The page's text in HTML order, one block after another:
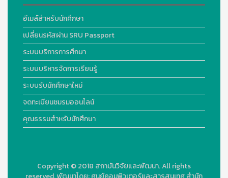
อีเมล์สำหรับนักศึกษา
เปลี่ยนรหัสผ่าน SRU Passport
ระบบบริการการศึกษา
ระบบบริหารจัดการเรียนรู้
ระบบรับนักศึกษาใหม่
จดทะเบียนชมรมออนไลน์
คุณธรรมสำหรับนักศึกษา
Copyright © 2018 สถาบันวิจัยและพัฒนา. All rights